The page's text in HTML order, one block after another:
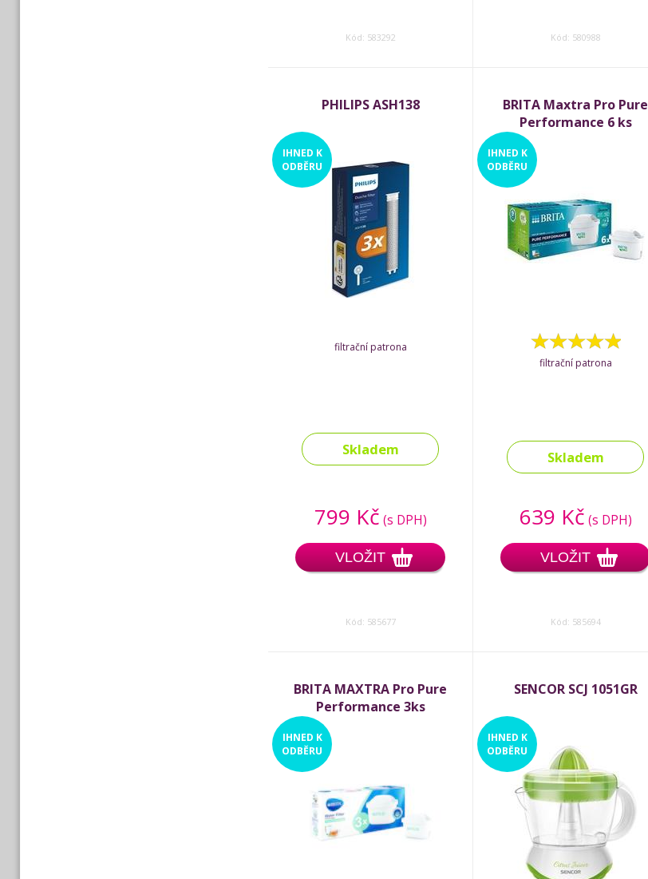
Kód: 583292 Kód: 580988
PHILIPS ASH138
filtrační patrona
IHNED K
ODBĚRU
Skladem
799 Kč (s DPH)
VLOŽIT
Kód: 585677
BRITA Maxtra Pro Pure
Performance 6 ks
filtrační patrona
IHNED K
ODBĚRU
Skladem
639 Kč (s DPH)
VLOŽIT
Kód: 585694
BRITA MAXTRA Pro Pure
Performance 3ks
IHNED K
ODBĚRU
SENCOR SCJ 1051GR
IHNED K
ODBĚRU